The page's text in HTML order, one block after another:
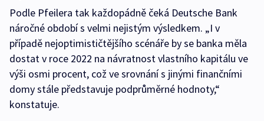
Podle Pfeilera tak každopádně čeká Deutsche Bank
náročné období s velmi nejistým výsledkem. „I v
případě nejoptimističtějšího scénáře by se banka měla
dostat v roce 2022 na návratnost vlastního kapitálu ve
výši osmi procent, což ve srovnání s jinými finančními
domy stále představuje podprůměrné hodnoty,“
konstatuje.